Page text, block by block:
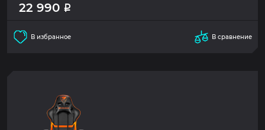
В избранное В сравнение
22 990 Р